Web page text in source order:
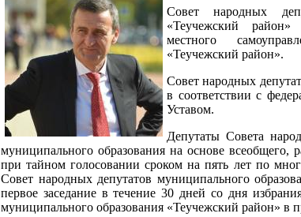
Совет народных
«Теучежский район»
местного
«Теучежский район».
Совет народных
в соответствии с
Уставом.
Депутаты Совета
муниципального образования на основе всеобщего,
при тайном голосовании сроком на пять лет по
Совет народных депутатов муниципального
первое заседание в течение 30 дней со дня
муниципального образования «Теучежский район» в